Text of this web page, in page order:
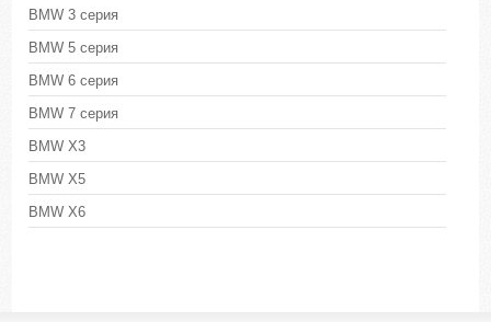
BMW 3 серия
BMW 5 серия
BMW 6 серия
BMW 7 серия
BMW X3
BMW X5
BMW X6